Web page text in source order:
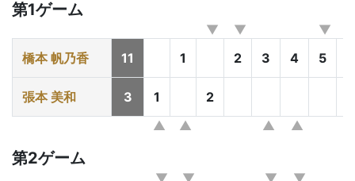
第1ゲーム
橋本 帆乃香 11 1 2 3 4 5
張本 美和 3 1 2
第2ゲーム